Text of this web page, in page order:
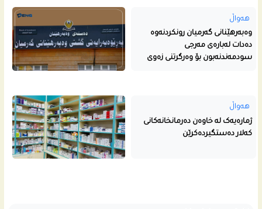
هەواڵ
وەبەرهێنانی گەرمیان رونکردنەوە
دەدات لەبارەی مەرجی
سودمەندنەبون بۆ وەرگرتنی زەوی
هەواڵ
ژمارەیەک لە خاوەن دەرمانخانەکانی
کەلار دەستگیردەکرێن